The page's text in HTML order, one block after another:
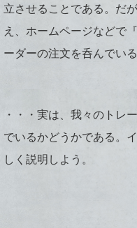
立させることである。だ
え、ホームページなどで
ーダーの注文を呑んでい
・・・実は、我々のトレ
でいるかどうかである。
しく説明しよう。